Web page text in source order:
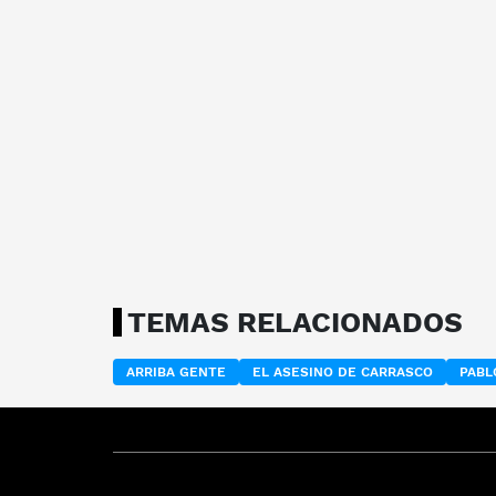
TEMAS RELACIONADOS
ARRIBA GENTE EL ASESINO DE CARRASCO